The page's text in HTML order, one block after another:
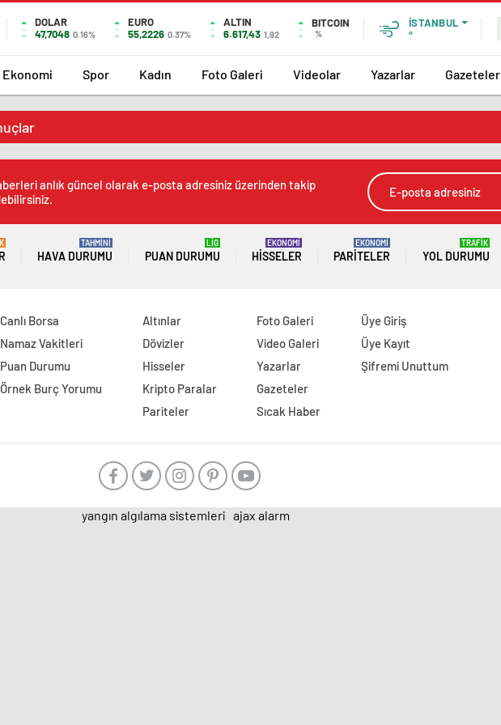
DOLAR
47,7048 0.16%
EURO
55,2226 0.37%
ALTIN
6.617,43 1,92
BITCOIN
%
İSTANBUL
°
Ekonomi Spor Kadın Foto Galeri Videolar Yazarlar Gazeteler
anlık güncel olarak e-posta adresiniz üzerinden takip
HAVA DURUMU
TAHMİNİ
PUAN DURUMU
LİG
HISSELER
EKONOMİ
PARITELER
EKONOMİ
YOL DURUMU
TRAFİK
Canlı Borsa
Namaz Vakitleri
Puan Durumu
Örnek Burç Yorumu
Altınlar
Dövizler
Hisseler
Kripto Paralar
Pariteler
Foto Galeri
Video Galeri
Yazarlar
Gazeteler
Sıcak Haber
Üye Giriş
Üye Kayıt
Şifremi Unuttum
yangın algılama sistemleri ajax alarm